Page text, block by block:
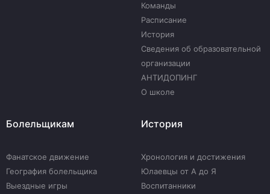
Команды
Расписание
История
Сведения об образовательной
организации
АНТИДОПИНГ
О школе
Болельщикам
Фанатское движение
География болельщика
Выездные игры
История
Хронология и достижения
Юлаевцы от А до Я
Воспитанники